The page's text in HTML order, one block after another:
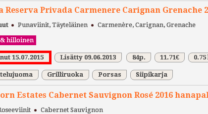
Reserva Privada Carmenere Carignan Grenache
Punaviinit, Täyteläinen Carmenère, Carignan, Grenache
hilloinen
15.07.2015 Lisätty 09.06.2013 84p. 11.71€ 0.75 l
Grilliruoka Porsas Siipikarja
Estates Cabernet Sauvignon Rosé 2016
Cabernet Sauvignon